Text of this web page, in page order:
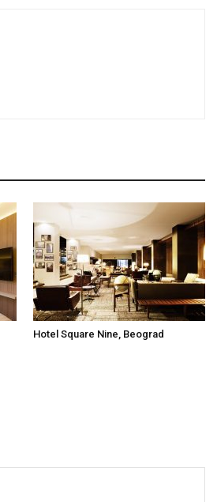
Hotel Square Nine, Beograd